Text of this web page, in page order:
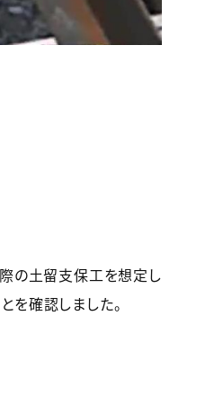
の土留支保工を想定し
を確認しました。